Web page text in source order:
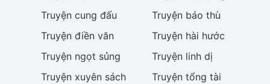
Truyện cung đấu Truyện báo thù
Truyện điền văn Truyện hài hước
Truyện ngọt sủng Truyện linh dị
Truyện xuyên sách Truyện tổng tài